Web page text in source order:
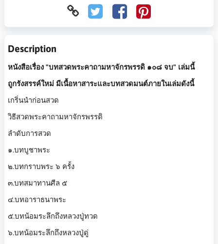
Description
หนังสือเรื่อง "บทสวดพระคาถามหาจักรพรรดิ ๑๐๘ จบ" เล่มนี้
ถูกรังสรรค์ใหม่ มีเนื้อหาสาระและบทสวดมนต์ภายในเล่มดังนี้
เกริ่นนำก่อนสวด
วิธีสวดพระคาถามหาจักรพรรดิ
ลำดับการสวด
๑.บทบูชาพระ
๒.บทกราบพระ ๖ ครั้ง
๓.บทสมาทานศีล ๕
๔.บทอาราธนาพระ
๕.บทน้อมระลึกถึงหลวงปู่ทวด
๖.บทน้อมระลึกถึงหลวงปู่ดู่